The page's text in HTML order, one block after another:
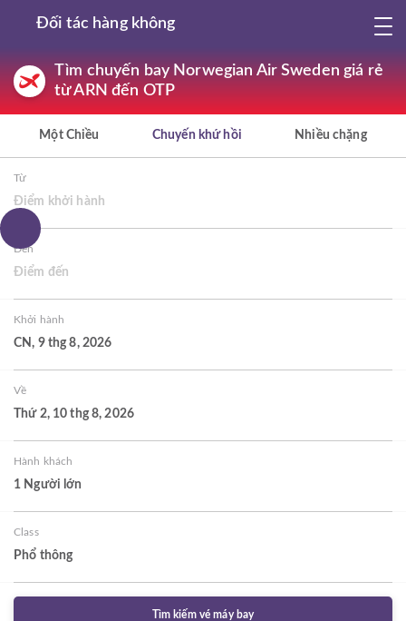
Đối tác hàng không
Tìm chuyến bay Norwegian Air Sweden giá rẻ
từ ARN đến OTP
Một Chiều Chuyến khứ hồi Nhiều chặng
Từ
Điểm khởi hành
Đến
Điểm đến
Khởi hành
CN, 9 thg 8, 2026
Về
Thứ 2, 10 thg 8, 2026
Hành khách
1 Người lớn
Class
Phổ thông
Tìm kiếm vé máy bay